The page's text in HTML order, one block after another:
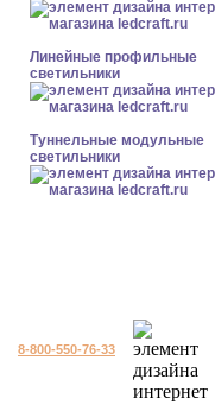
Линейные профильные
светильники
Туннельные модульные
светильники
8-800-550-76-33